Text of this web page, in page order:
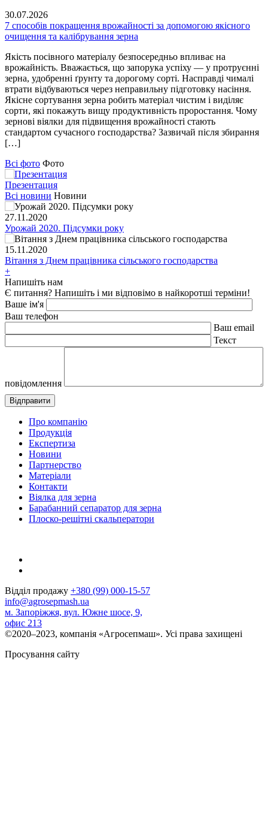
30.07.2026
7 способів покращення врожайності за допомогою якісного
очищення та калібрування зерна
Якість посівного матеріалу безпосередньо впливає на
врожайність. Вважається, що запорука успіху — у протруєнні
зерна, удобренні ґрунту та дорогому сорті. Насправді чималі
втрати відбуваються через неправильну підготовку насіння.
Якісне сортування зерна робить матеріал чистим і виділяє
сорти, які покажуть вищу продуктивність проростання. Чому
зернові віялки для підвищення врожайності стають
стандартом сучасного господарства? Зазвичай після збирання
[…]
Всі фото Фото
Презентация
Всі новини Новини
27.11.2020
Урожай 2020. Підсумки року
15.11.2020
Вітання з Днем працівника сільського господарства
+
Напишіть нам
Є питання? Напишіть і ми відповімо в найкоротші терміни!
Ваше ім'я
Ваш телефон
Ваш email
Текст
повідомлення
Про компанію
Продукція
Експертиза
Новини
Партнерство
Матеріали
Контакти
Віялка для зерна
Барабанний сепаратор для зерна
Плоско-решітні скальператори
Відділ продажу +380 (99) 000-15-57
info@agrosepmash.ua
м. Запоріжжя, вул. Южне шосе, 9,
офис 213
©2020–2023, компанія «Агросепмаш». Усі права захищені
Просування сайту